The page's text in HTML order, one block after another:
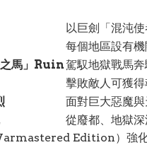
以巨劍「混沌
每個地區設有
之馬」Ruin駕馭地獄戰馬
擊敗敵人可獲
面對巨大惡魔
從廢都、地獄深
Edition）強